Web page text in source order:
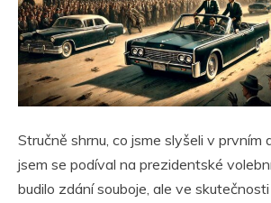
Stručně shrnu, co jsme slyšeli v prvním
jsem se podíval na prezidentské
budilo zdání souboje, ale ve